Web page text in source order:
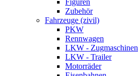
Figuren
Zubehör
Fahrzeuge (zivil)
PKW
Rennwagen
LKW - Zugmaschinen
LKW - Trailer
Motorräder